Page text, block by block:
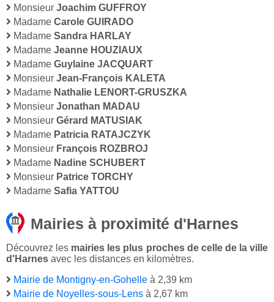
Monsieur Joachim GUFFROY
Madame Carole GUIRADO
Madame Sandra HARLAY
Madame Jeanne HOUZIAUX
Madame Guylaine JACQUART
Monsieur Jean-François KALETA
Madame Nathalie LENORT-GRUSZKA
Monsieur Jonathan MADAU
Monsieur Gérard MATUSIAK
Madame Patricia RATAJCZYK
Monsieur François ROZBROJ
Madame Nadine SCHUBERT
Monsieur Patrice TORCHY
Madame Safia YATTOU
Mairies à proximité d'Harnes
Découvrez les mairies les plus proches de celle de la ville
d'Harnes avec les distances en kilomètres.
Mairie de Montigny-en-Gohelle à 2,39 km
Mairie de Noyelles-sous-Lens à 2,67 km